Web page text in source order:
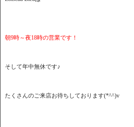
朝9時～夜18時の営業です！
そして年中無休です♪
たくさんのご来店お待ちしております(*^^)v